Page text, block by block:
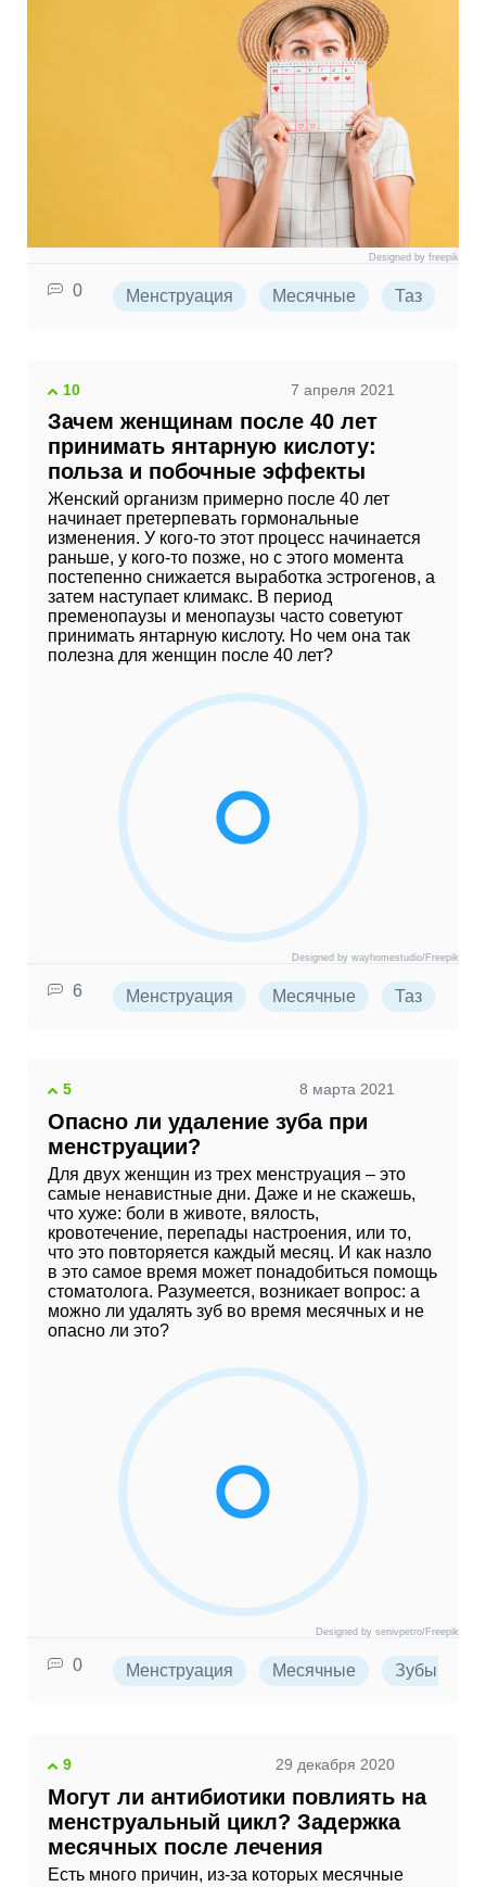
Designed by freepik
0 Менструация Месячные Таз
10 7 апреля 2021
Зачем женщинам после 40 лет
принимать янтарную кислоту:
польза и побочные эффекты
Женский организм примерно после 40 лет
начинает претерпевать гормональные
изменения. У кого-то этот процесс начинается
раньше, у кого-то позже, но с этого момента
постепенно снижается выработка эстрогенов, а
затем наступает климакс. В период
пременопаузы и менопаузы часто советуют
принимать янтарную кислоту. Но чем она так
полезна для женщин после 40 лет?
Designed by wayhomestudio/Freepik
6 Менструация Месячные Таз
5 8 марта 2021
Опасно ли удаление зуба при
менструации?
Для двух женщин из трех менструация – это
самые ненавистные дни. Даже и не скажешь,
что хуже: боли в животе, вялость,
кровотечение, перепады настроения, или то,
что это повторяется каждый месяц. И как назло
в это самое время может понадобиться помощь
стоматолога. Разумеется, возникает вопрос: а
можно ли удалять зуб во время месячных и не
опасно ли это?
Designed by senivpetro/Freepik
0 Менструация Месячные Зубы
9 29 декабря 2020
Могут ли антибиотики повлиять на
менструальный цикл? Задержка
месячных после лечения
Есть много причин, из-за которых месячные